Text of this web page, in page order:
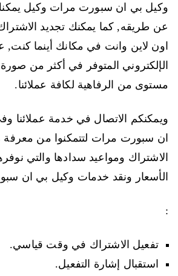
وكيل بي ان سبورت مرات وكيل
عن طريقه, كما يمكنك تجديد
اون لاين وانت في مكانك أينما
الإلكتروني المتوفر في أكثر من
مستوى من الرفاهية لكافة عملائنا.
ويمكنكم الاتصال في خدمة عملائنا
ان سبورت مرات لتتمكنوا من معرفة
الاشتراك ومواعيد سدادها والتي
الأسعار ونقد خدمات وكيل بي ان
:
تفعيل الاشتراك في وقت قياسي.
استقبال إشارة التفعيل.